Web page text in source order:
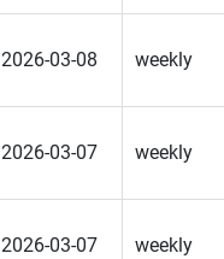
2026-03-08 weekly
2026-03-07 weekly
2026-03-07 weekly